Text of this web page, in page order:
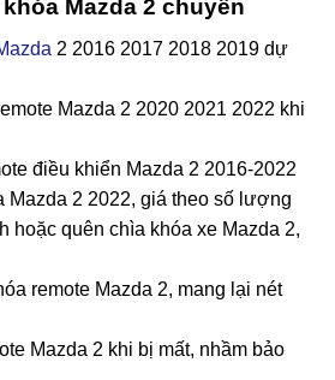
Mazda 2 chuyên
2 2016 2017 2018 2019 dự
Mazda 2 2020 2021 2022 khi
điều khiển Mazda 2 2016-2022
Mazda 2 2022, giá theo số lượng
hoặc quên chìa khóa xe Mazda 2,
remote Mazda 2, mang lại nét
Mazda 2 khi bị mất, nhầm bảo